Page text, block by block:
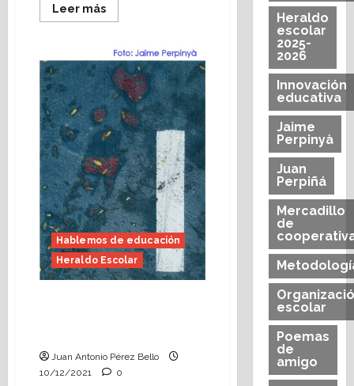
Leer másLeer
más
Leyer
ye
volar
(Heraldo
Escolar)
Hablemos de educación
Heraldo Escolar
Juan Antonio Pérez Bello
10/12/2021
0
Heraldo
escolar
2025-
2026
Innovación
educativa
Jaime
Perpinyà
Juan
Perpiñá
Mercadillo
de
escolar
Poemas
de
amigo